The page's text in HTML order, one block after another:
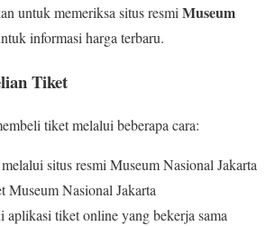
untuk memeriksa situs resmi Museum
informasi harga terbaru.
Tiket
tiket melalui beberapa cara:
situs resmi Museum Nasional Jakarta
Museum Nasional Jakarta
aplikasi tiket online yang bekerja sama